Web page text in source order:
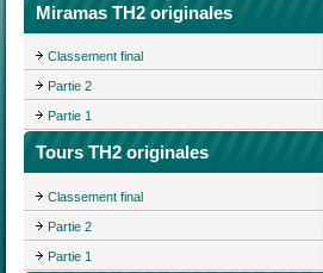
Miramas TH2 originales
Classement final
Partie 2
Partie 1
Tours TH2 originales
Classement final
Partie 2
Partie 1